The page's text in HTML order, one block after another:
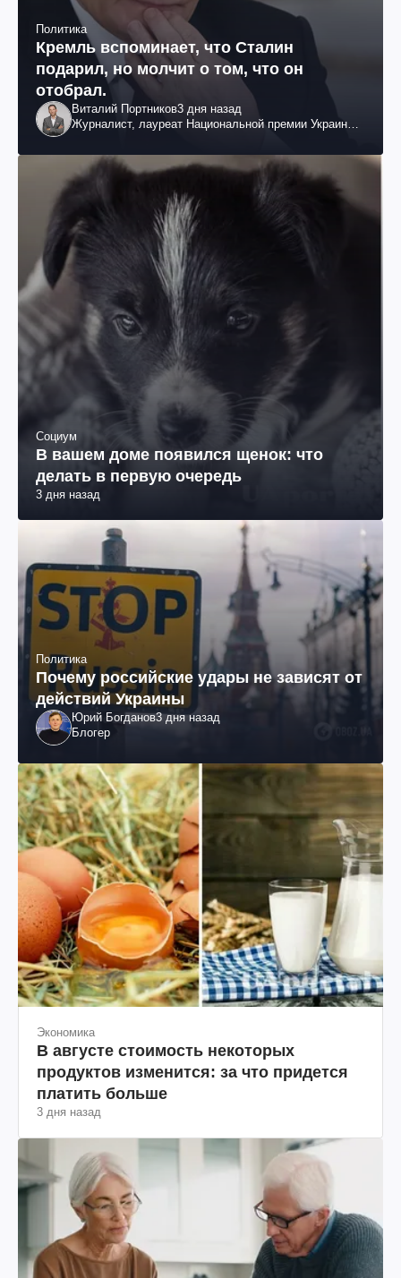
Политика
Кремль вспоминает, что Сталин
подарил, но молчит о том, что он
отобрал.
Виталий Портников3 дня назад
Журналист, лауреат Национальной премии Украины
Социум
В вашем доме появился щенок: что
делать в первую очередь
3 дня назад
Политика
Почему российские удары не зависят от
действий Украины
Юрий Богданов3 дня назад
Блогер
Экономика
В августе стоимость некоторых
продуктов изменится: за что придется
платить больше
3 дня назад